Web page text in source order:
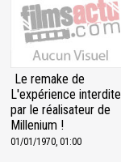
Le remake de
L'expérience interdite
par le réalisateur de
Millenium !
01/01/1970, 01:00